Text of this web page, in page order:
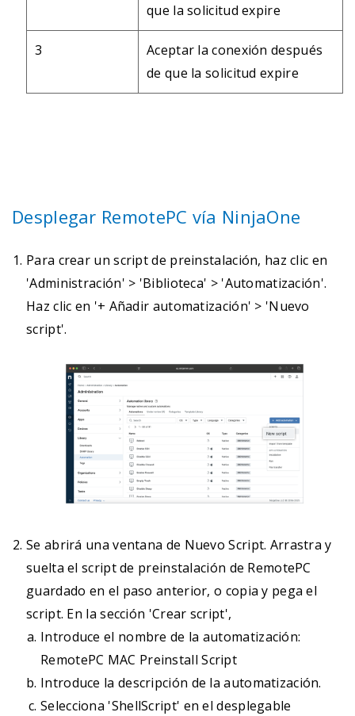
que la solicitud expire
3
Aceptar la conexión después
de que la solicitud expire
Desplegar RemotePC vía NinjaOne
Para crear un script de preinstalación, haz clic en
'Administración' > 'Biblioteca' > 'Automatización'.
Haz clic en '+ Añadir automatización' > 'Nuevo
script'.
Se abrirá una ventana de Nuevo Script. Arrastra y
suelta el script de preinstalación de RemotePC
guardado en el paso anterior, o copia y pega el
script. En la sección 'Crear script',
Introduce el nombre de la automatización:
RemotePC MAC Preinstall Script
Introduce la descripción de la automatización.
Selecciona 'ShellScript' en el desplegable